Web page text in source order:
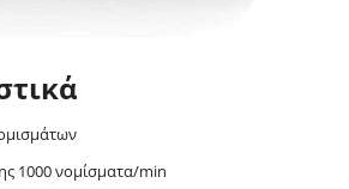
1000 νομίσματα/min